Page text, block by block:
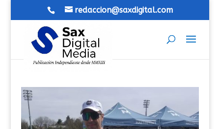
redaccion@saxdigital.com